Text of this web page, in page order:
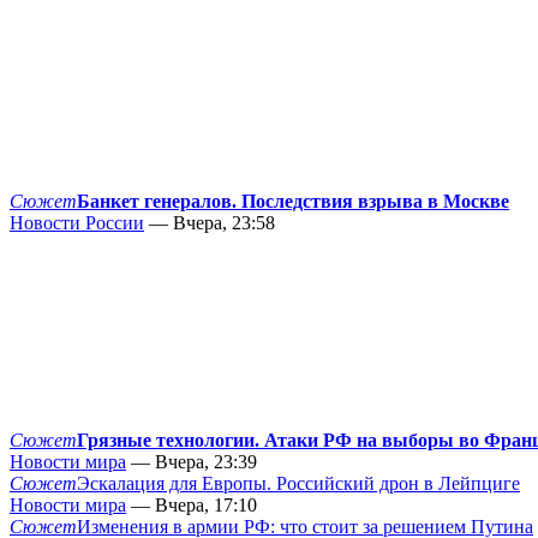
СюжетБанкет генералов. Последствия взрыва в Москве
Новости России — Вчера, 23:58
СюжетГрязные технологии. Атаки РФ на выборы во
Новости мира — Вчера, 23:39
СюжетЭскалация для Европы. Российский дрон в Лейпциге
Новости мира — Вчера, 17:10
СюжетИзменения в армии РФ: что стоит за решением Путина